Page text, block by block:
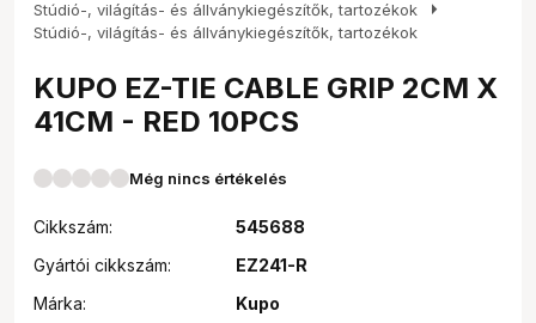
Stúdió-, világítás- és állványkiegészítők, tartozékok arrow_right
Stúdió-, világítás- és állványkiegészítők, tartozékok
KUPO EZ-TIE CABLE GRIP 2CM X
41CM - RED 10PCS
Még nincs értékelés
Cikkszám:
545688
Gyártói cikkszám:
EZ241-R
Márka:
Kupo